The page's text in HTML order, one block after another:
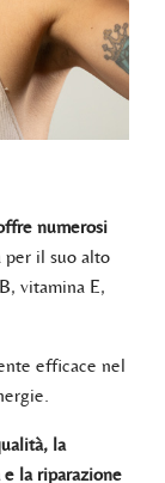
numerosi
per il suo alto
vitamina E,
efficace nel
la
la riparazione